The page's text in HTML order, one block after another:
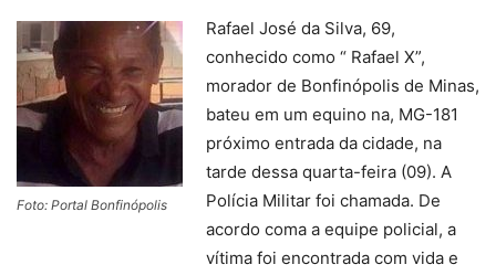
Foto: Portal Bonfinópolis
Rafael José da Silva, 69,
conhecido como “ Rafael X”,
morador de Bonfinópolis de Minas,
bateu em um equino na, MG-181
próximo entrada da cidade, na
tarde dessa quarta-feira (09). A
Polícia Militar foi chamada. De
acordo coma a equipe policial, a
vítima foi encontrada com vida e